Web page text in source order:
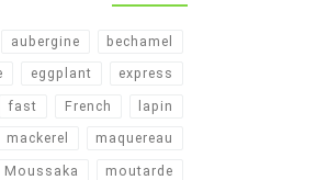
aubergine
bechamel
eggplant
express
fast French
lapin
mackerel
maquereau
Moussaka
moutarde